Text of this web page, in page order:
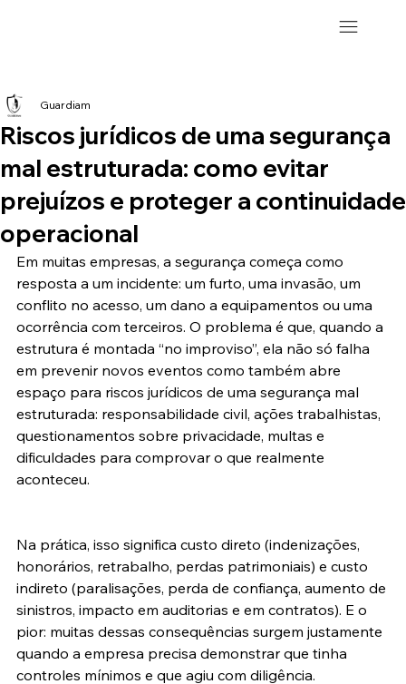
Riscos jurídicos de uma segurança
mal estruturada: como evitar
prejuízos e proteger a continuidade
operacional
Guardiam
Em muitas empresas, a segurança começa como
resposta a um incidente: um furto, uma invasão, um
conflito no acesso, um dano a equipamentos ou uma
ocorrência com terceiros. O problema é que, quando a
estrutura é montada “no improviso”, ela não só falha
em prevenir novos eventos como também abre
espaço para riscos jurídicos de uma segurança mal
estruturada: responsabilidade civil, ações trabalhistas,
questionamentos sobre privacidade, multas e
dificuldades para comprovar o que realmente
aconteceu.
Na prática, isso significa custo direto (indenizações,
honorários, retrabalho, perdas patrimoniais) e custo
indireto (paralisações, perda de confiança, aumento de
sinistros, impacto em auditorias e em contratos). E o
pior: muitas dessas consequências surgem justamente
quando a empresa precisa demonstrar que tinha
controles mínimos e que agiu com diligência.